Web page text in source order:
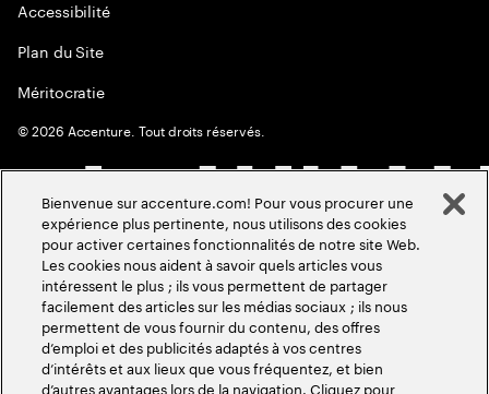
Accessibilité
Plan du Site
Méritocratie
©2026 Accenture. Tout droits réservés.
Bienvenue sur accenture.com! Pour vous procurer une
expérience plus pertinente, nous utilisons des cookies
pour activer certaines fonctionnalités de notre site Web.
Les cookies nous aident à savoir quels articles vous
intéressent le plus ; ils vous permettent de partager
facilement des articles sur les médias sociaux ; ils nous
permettent de vous fournir du contenu, des offres
d’emploi et des publicités adaptés à vos centres
d’intérêts et aux lieux que vous fréquentez, et bien
d’autres avantages lors de la navigation. Cliquez pour